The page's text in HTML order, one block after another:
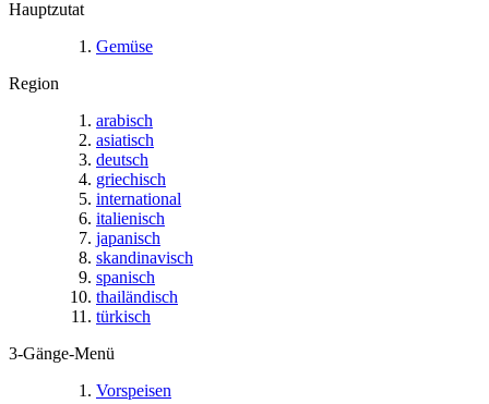
Hauptzutat
Gemüse
Region
arabisch
asiatisch
deutsch
griechisch
international
italienisch
japanisch
skandinavisch
spanisch
thailändisch
türkisch
3-Gänge-Menü
Vorspeisen